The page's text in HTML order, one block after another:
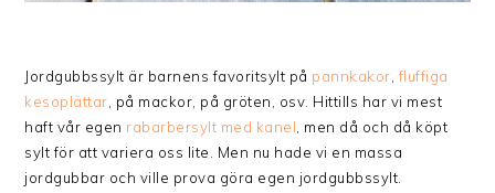
Jordgubbssylt är barnens favoritsylt på pannkakor,fluffiga
kesoplättar, på mackor, på gröten, osv. Hittills har vi mest
haft vår egen rabarbersylt med kanel, men då och då köpt
sylt för att variera oss lite. Men nu hade vi en massa
jordgubbar och ville prova göra egen jordgubbssylt.